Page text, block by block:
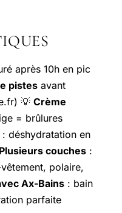
après 10h en pic
pistes avant
💡 Crème
= brûlures
: déshydratation en
Plusieurs couches :
polaire,
Ax-Bains : bain
parfaite